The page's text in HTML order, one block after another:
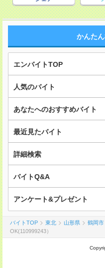
かんた
エンバイトTOP
人気のバイト
あなたへのおすすめバイト
最近見たバイト
詳細検索
バイトQ&A
アンケート&プレゼント
バイトTOP 東北 山形県 鶴岡市
OK(110999243）